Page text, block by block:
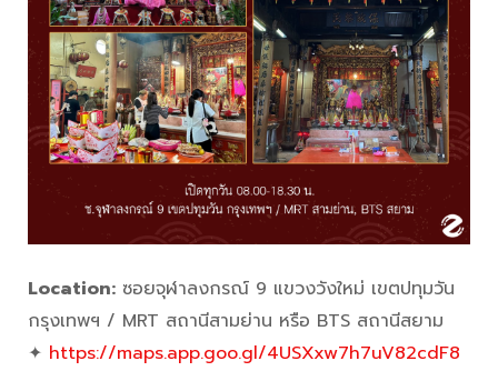
Location: ซอยจุฬาลงกรณ์ 9 แขวงวังใหม่ เขตปทุมวัน
กรุงเทพฯ / MRT สถานีสามย่าน หรือ BTS สถานีสยาม
✦ https://maps.app.goo.gl/4USXxw7h7uV82cdF8